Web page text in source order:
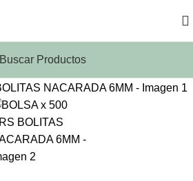
Buscar Productos